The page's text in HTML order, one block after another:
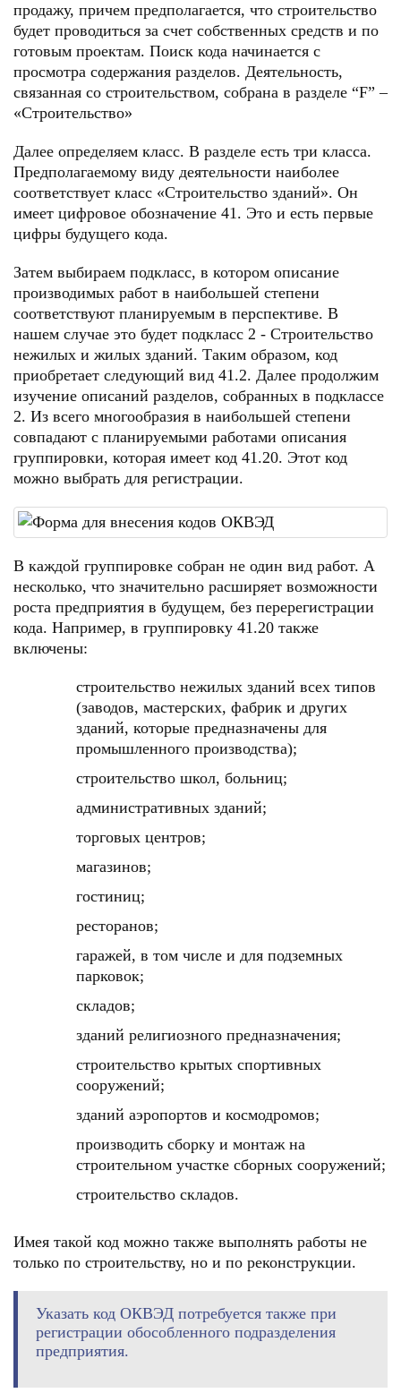
продажу, причем предполагается, что строительство
будет проводиться за счет собственных средств и по
готовым проектам. Поиск кода начинается c
просмотра содержания разделов. Деятельность,
связанная со строительством, собрана в разделе “F” –
«Строительство»
Далее определяем класс. В разделе есть три класса.
Предполагаемому виду деятельности наиболее
соответствует класс «Строительство зданий». Он
имеет цифровое обозначение 41. Это и есть первые
цифры будущего кода.
Затем выбираем подкласс, в котором описание
производимых работ в наибольшей степени
соответствуют планируемым в перспективе. В
нашем случае это будет подкласс 2 - Строительство
нежилых и жилых зданий. Таким образом, код
приобретает следующий вид 41.2. Далее продолжим
изучение описаний разделов, собранных в подклассе
2. Из всего многообразия в наибольшей степени
совпадают с планируемыми работами описания
группировки, которая имеет код 41.20. Этот код
можно выбрать для регистрации.
В каждой группировке собран не один вид работ. А
несколько, что значительно расширяет возможности
роста предприятия в будущем, без перерегистрации
кода. Например, в группировку 41.20 также
включены:
строительство нежилых зданий всех типов
(заводов, мастерских, фабрик и других
зданий, которые предназначены для
промышленного производства);
строительство школ, больниц;
административных зданий;
торговых центров;
магазинов;
гостиниц;
ресторанов;
гаражей, в том числе и для подземных
парковок;
складов;
зданий религиозного предназначения;
строительство крытых спортивных
сооружений;
зданий аэропортов и космодромов;
производить сборку и монтаж на
строительном участке сборных сооружений;
строительство складов.
Имея такой код можно также выполнять работы не
только по строительству, но и по реконструкции.
Указать код ОКВЭД потребуется также при
регистрации обособленного подразделения
предприятия.